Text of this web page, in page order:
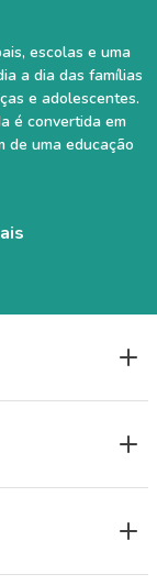
escolas e uma
a dia das famílias
e adolescentes.
é convertida em
de uma educação